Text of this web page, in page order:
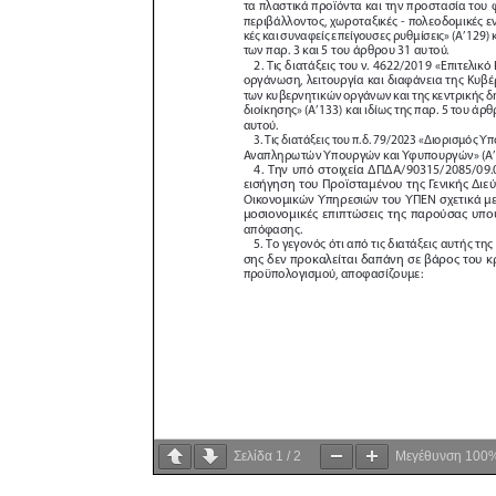
Σελίδα 1 / 2 Μεγέθυνση